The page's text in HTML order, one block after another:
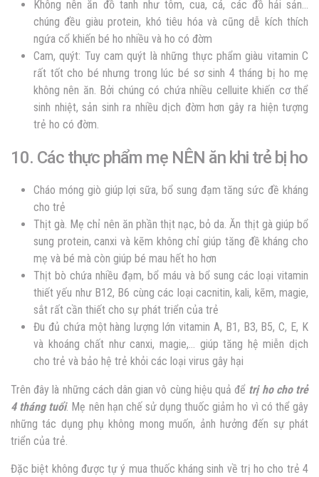
Không nên ăn đồ tanh như tôm, cua, cá, các đồ hải sản…
chúng đều giàu protein, khó tiêu hóa và cũng dễ kích thích
ngứa cổ khiến bé ho nhiều và ho có đờm
Cam, quýt: Tuy cam quýt là những thực phẩm giàu vitamin C
rất tốt cho bé nhưng trong lúc bé sơ sinh 4 tháng bị ho mẹ
không nên ăn. Bởi chúng có chứa nhiều celluite khiến cơ thể
sinh nhiệt, sản sinh ra nhiều dịch đờm hơn gây ra hiện tượng
trẻ ho có đờm.
10. Các thực phẩm mẹ NÊN ăn khi trẻ bị ho
Cháo móng giò giúp lợi sữa, bổ sung đạm tăng sức đề kháng
cho trẻ
Thịt gà. Mẹ chỉ nên ăn phần thịt nạc, bỏ da. Ăn thịt gà giúp bổ
sung protein, canxi và kẽm không chỉ giúp tăng đề kháng cho
mẹ và bé mà còn giúp bé mau hết ho hơn
Thịt bò chứa nhiều đạm, bổ máu và bổ sung các loại vitamin
thiết yếu như B12, B6 cùng các loại cacnitin, kali, kẽm, magie,
sắt rất cần thiết cho sự phát triển của trẻ
Đu đủ chứa một hàng lượng lớn vitamin A, B1, B3, B5, C, E, K
và khoáng chất như canxi, magie,… giúp tăng hệ miễn dịch
cho trẻ và bảo hệ trẻ khỏi các loại virus gây hại
Trên đây là những cách dân gian vô cùng hiệu quả để trị ho cho trẻ
4 tháng tuổi. Mẹ nên hạn chế sử dụng thuốc giảm ho vì có thể gây
những tác dụng phụ không mong muốn, ảnh hưởng đến sự phát
triển của trẻ.
Đặc biệt không được tự ý mua thuốc kháng sinh về trị ho cho trẻ 4